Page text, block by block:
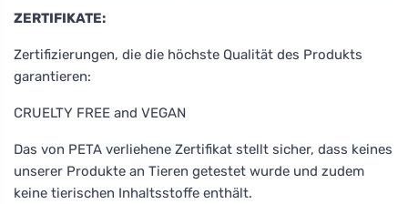
ZERTIFIKATE:
Zertifizierungen, die die höchste Qualität des Produkts
garantieren:
CRUELTY FREE and VEGAN
Das von PETA verliehene Zertifikat stellt sicher, dass keines
unserer Produkte an Tieren getestet wurde und zudem
keine tierischen Inhaltsstoffe enthält.